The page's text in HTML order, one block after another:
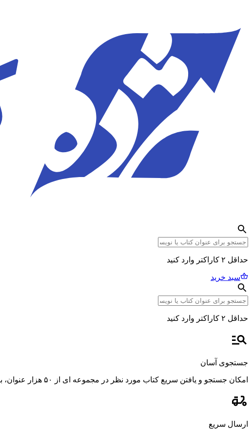
حداقل ۲ کاراکتر وارد کنید
سبد خرید
حداقل ۲ کاراکتر وارد کنید
جستجوی آسان
امکان جستجو و یافتن سریع کتاب مورد نظر در مجموعه ای از ۵۰ هزار عنوان، با استفاده از فیلترهای پیشرفته و دقیق.
ارسال سریع